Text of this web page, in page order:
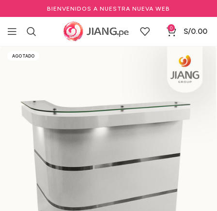
BIENVENIDOS A NUESTRA NUEVA WEB
0 S/0.00
Inicio Mobiliario
AGOTADO